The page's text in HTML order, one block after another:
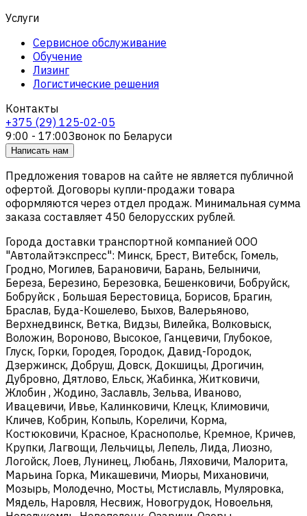
Услуги
Сервисное обслуживание
Обучение
Лизинг
Логистические решения
Контакты
+375 (29) 125-02-05
9:00 - 17:00Звонок по Беларуси
Написать нам
Предложения товаров на сайте не является публичной
офертой. Договоры купли-продажи товара
оформляются через отдел продаж. Минимальная сумма
заказа составляет 450 белорусских рублей.
Города доставки транспортной компанией ООО
"Автолайтэкспресс": Минск, Брест, Витебск, Гомель,
Гродно, Могилев, Барановичи, Барань, Белыничи,
Береза, Березино, Березовка, Бешенковичи, Бобруйск,
Бобруйск , Большая Берестовица, Борисов, Брагин,
Браслав, Буда-Кошелево, Быхов, Валерьяново,
Верхнедвинск, Ветка, Видзы, Вилейка, Волковыск,
Воложин, Вороново, Высокое, Ганцевичи, Глубокое,
Глуск, Горки, Городея, Городок, Давид-Городок,
Дзержинск, Добруш, Довск, Докшицы, Дрогичин,
Дубровно, Дятлово, Ельск, Жабинка, Житковичи,
Жлобин , Жодино, Заславль, Зельва, Иваново,
Ивацевичи, Ивье, Калинковичи, Клецк, Климовичи,
Кличев, Кобрин, Копыль, Кореличи, Корма,
Костюковичи, Красное, Краснополье, Кремное, Кричев,
Крупки, Лагвощи, Лельчицы, Лепель, Лида, Лиозно,
Логойск, Лоев, Лунинец, Любань, Ляховичи, Малорита,
Марьина Горка, Микашевичи, Миоры, Михановичи,
Мозырь, Молодечно, Мосты, Мстиславль, Муляровка,
Мядель, Наровля, Несвиж, Новогрудок, Новоельня,